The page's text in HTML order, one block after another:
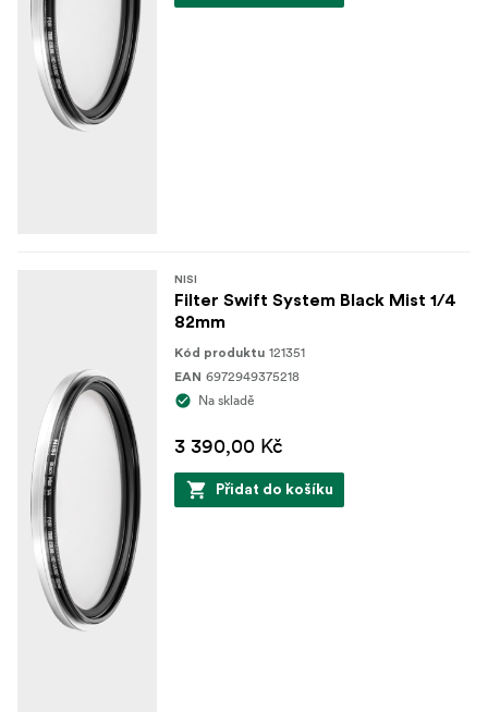
NISI
Filter Swift System Black Mist 1/4
82mm
Kód produktu 121351
EAN 6972949375218
Na skladě
3 390,00 Kč
Přidat do košíku